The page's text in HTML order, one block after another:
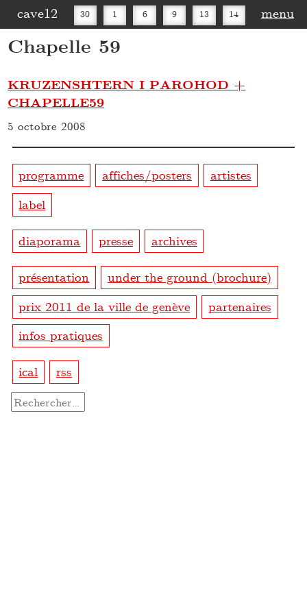
cave12 30 1 6 9 13 14
20
menu
Chapelle 59
KRUZENSHTERN I PAROHOD +
CHAPELLE59
5 octobre 2008
programme affiches/posters
artistes
label
diaporama presse archives
présentation
under the ground (brochure)
prix 2011 de la ville de genève
partenaires
infos pratiques
ical rss
Rechercher :